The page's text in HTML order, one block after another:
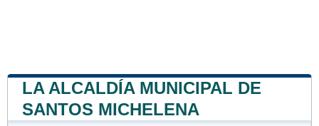
LA ALCALDÍA MUNICIPAL DE
SANTOS MICHELENA